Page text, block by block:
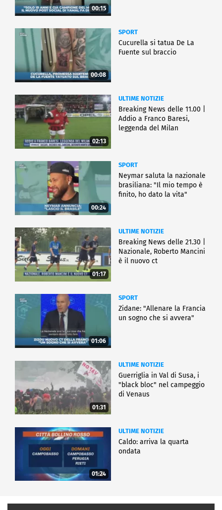
00:15
00:08
SPORT
Cucurella si tatua De La
Fuente sul braccio
02:13
ULTIME NOTIZIE
Breaking News delle 11.00 |
Addio a Franco Baresi,
leggenda del Milan
00:24
SPORT
Neymar saluta la nazionale
brasiliana: "Il mio tempo è
finito, ho dato la vita"
01:17
ULTIME NOTIZIE
Breaking News delle 21.30 |
Nazionale, Roberto Mancini
è il nuovo ct
01:06
SPORT
Zidane: "Allenare la Francia
un sogno che si avvera"
01:31
ULTIME NOTIZIE
Guerriglia in Val di Susa, i
"black bloc" nel campeggio
di Venaus
01:24
ULTIME NOTIZIE
Caldo: arriva la quarta
ondata